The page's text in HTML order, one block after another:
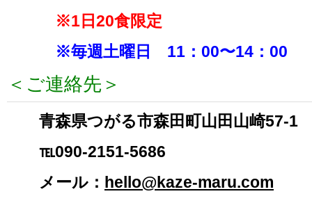
※1日20食限定
※毎週土曜日 11：00〜14：00
＜ご連絡先＞
青森県つがる市森田町山田山崎57-1
℡090-2151-5686
メール： hello@kaze-maru.com